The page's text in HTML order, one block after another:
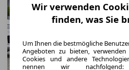
Wir verwenden
finden, was Sie
Um Ihnen die bestmögliche
Angeboten zu bieten,
Cookies und andere
nennen wir